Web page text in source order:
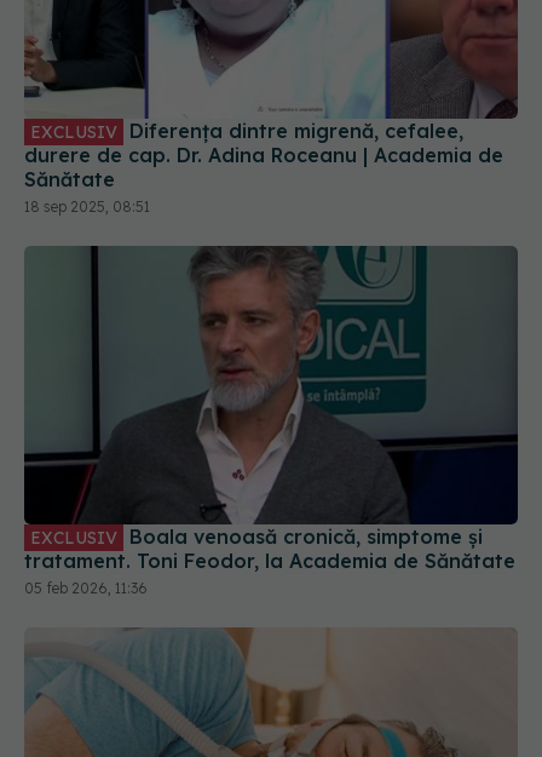
EXCLUSIV
durere de cap. Dr. Adina Roceanu | Academia de
Sănătate
18 sep 2025, 08:51
EXCLUSIV
tratament. Toni Feodor, la Academia de Sănătate
05 feb 2026, 11:36